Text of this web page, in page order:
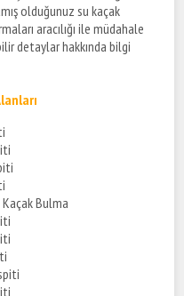
olduğunuz su kaçak
aracılığı ile müdahale
detaylar hakkında bilgi
Kaçak Bulma